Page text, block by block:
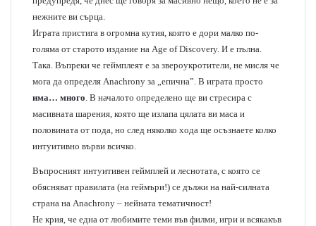
нежните ви сърца.
Играта пристига в огромна кутия, която е дори малко по-
голяма от старото издание на Age of Discovery. И е пълна.
Така. Въпреки че геймплеят е за звероукротители, не мисля че
мога да определя Anachrony за „епична”. В играта просто
има… много. В началото определено ще ви стресира с
масивната шарения, която ще излапа цялата ви маса и
половината от пода, но след няколко хода ще осъзнаете колко
интуитивно върви всичко.
Въпросният интуитивен геймплей и леснотата, с която се
обясняват правилата (на геймъри!) се дължи на най-силната
страна на Anachrony – нейната тематичност!
Не крия, че една от любимите теми във филми, игри и всякакъв